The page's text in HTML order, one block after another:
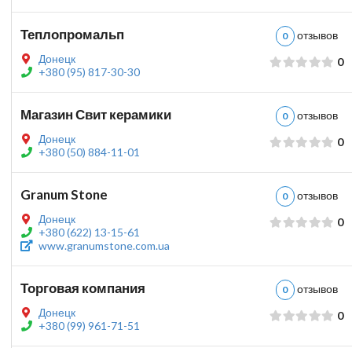
Теплопромальп 0
Донецк
+380 (95) 817-30-30
0
Магазин Свит керамики 0
Донецк
+380 (50) 884-11-01
0
Granum Stone 0
Донецк
+380 (622) 13-15-61
www.granumstone.com.ua
0
Торговая компания 0
Донецк
+380 (99) 961-71-51
0